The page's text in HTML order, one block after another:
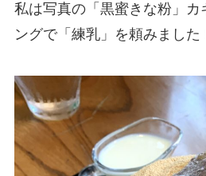
私は写真の「黒蜜きな粉」カ
ングで「練乳」を頼みました